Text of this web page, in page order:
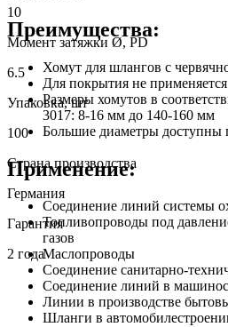
10
Момент затяжки Ø, PD
6.5
Упаковка, шт
100
Страна производства
Германия
Гарантия
2 года
Преимущества:
Хомут для шлангов с
Для покрытия не
Размеры хомутов в
3017: 8-16 мм до 140-160 мм
Большие диаметры доступны
Применение:
Соединение линий системы
Топливопроводы под
газов
Маслопроводы
Соединение санитарно-
Соединение линий в
Линии в производстве
Шланги в